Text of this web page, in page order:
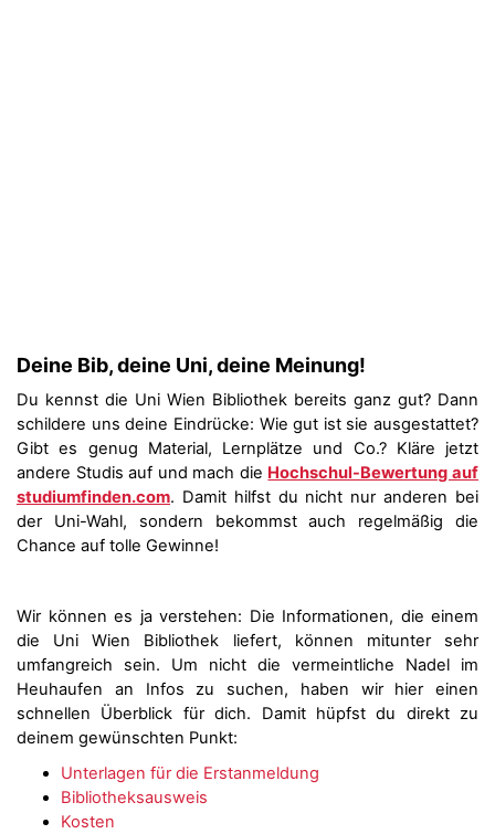
Deine Bib, deine Uni, deine Meinung!
Du kennst die Uni Wien Bibliothek bereits ganz gut? Dann
schildere uns deine Eindrücke: Wie gut ist sie ausgestattet?
Gibt es genug Material, Lernplätze und Co.? Kläre jetzt
andere Studis auf und mach die Hochschul-Bewertung auf
studiumfinden.com. Damit hilfst du nicht nur anderen bei
der Uni-Wahl, sondern bekommst auch regelmäßig die
Chance auf tolle Gewinne!
Wir können es ja verstehen: Die Informationen, die einem
die Uni Wien Bibliothek liefert, können mitunter sehr
umfangreich sein. Um nicht die vermeintliche Nadel im
Heuhaufen an Infos zu suchen, haben wir hier einen
schnellen Überblick für dich. Damit hüpfst du direkt zu
deinem gewünschten Punkt:
Unterlagen für die Erstanmeldung
Bibliotheksausweis
Kosten